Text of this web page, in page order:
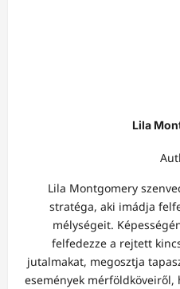
Lila
Lila Montgomery
stratéga, aki imádja
mélységeit.
felfedezze a rejtett
jutalmakat, megosztja
események